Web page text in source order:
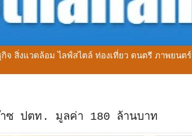
จ สิ่งแวดล้อม ไลฟ์สไตล์ ท่องเที่ยว ดนตรี ภาพยนตร์
าซ ปตท. มูลค่า 180 ล้านบาท